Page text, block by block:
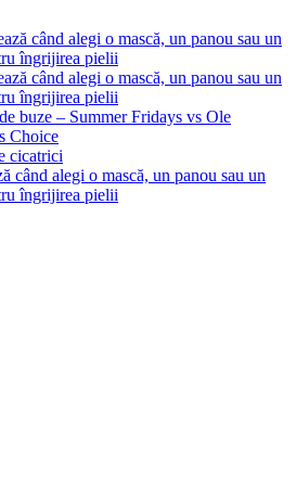
când alegi o mască, un panou sau un
îngrijirea pielii
când alegi o mască, un panou sau un
îngrijirea pielii
buze – Summer Fridays vs Ole
Choice
cicatrici
când alegi o mască, un panou sau un
îngrijirea pielii